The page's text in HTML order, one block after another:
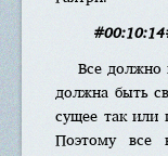
Все должно
должна быть
сущее так или
Поэтому все